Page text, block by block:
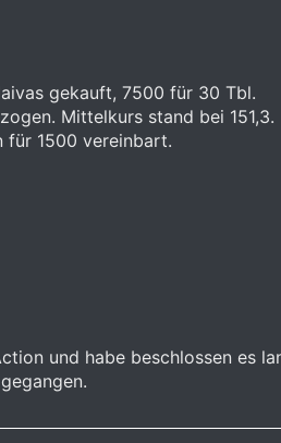
gekauft, 7500 für 30 Tbl.
Mittelkurs stand bei 151,3.
für 1500 vereinbart.
und habe beschlossen es